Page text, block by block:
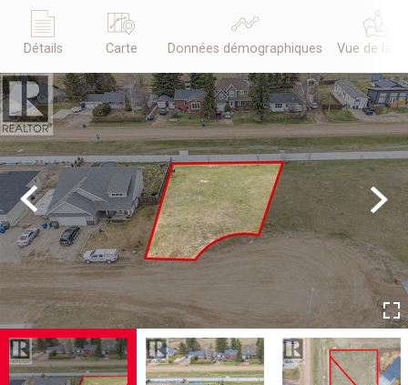
Détails Carte Données démographiques Vue de la
Previous Next